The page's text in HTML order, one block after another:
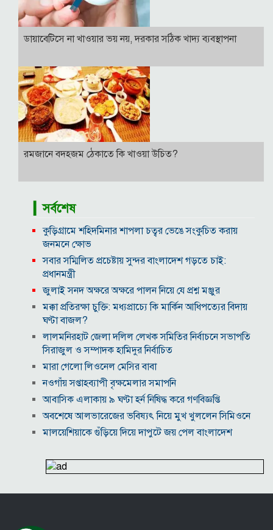
ডায়াবেটিসে না খাওয়ার ভয় নয়, দরকার সঠিক খাদ্য ব্যবস্থাপনা
রমজানে বদহজম ঠেকাতে কি খাওয়া উচিত?
▎সর্বশেষ
কুড়িগ্রামে শহিদমিনার শাপলা চত্বর ভেঙে সংকুচিত করায়
জনমনে ক্ষোভ
সবার সম্মিলিত প্রচেষ্টায় সুন্দর বাংলাদেশ গড়তে চাই:
প্রধানমন্ত্রী
জুলাই সনদ অক্ষরে অক্ষরে পালন নিয়ে যে প্রশ্ন মঞ্জুর
মক্কা প্রতিরক্ষা চুক্তি: মধ্যপ্রাচ্যে কি মার্কিন আধিপত্যের বিদায়
ঘণ্টা বাজল?
‎লালমনিরহাট জেলা দলিল লেখক সমিতির নির্বাচনে সভাপতি
সিরাজুল ও সম্পাদক হামিদুর নির্বাচিত
মারা গেলো লিওনেল মেসির বাবা
নওগাঁয় সপ্তাহব্যাপী বৃক্ষমেলার সমাপনি
আবাসিক এলাকায় ৯ ঘণ্টা হর্ন নিষিদ্ধ করে গণবিজ্ঞপ্তি
অবশেষে আলভারেজের ভবিষ্যৎ নিয়ে মুখ খুললেন সিমিওনে
মালয়েশিয়াকে গুঁড়িয়ে দিয়ে দাপুটে জয় পেল বাংলাদেশ
ইনফান্তিনো
কাজের ঘণ্টা নয়, উৎপাদনশীলতাই হোক জাতীয় সমৃদ্ধির